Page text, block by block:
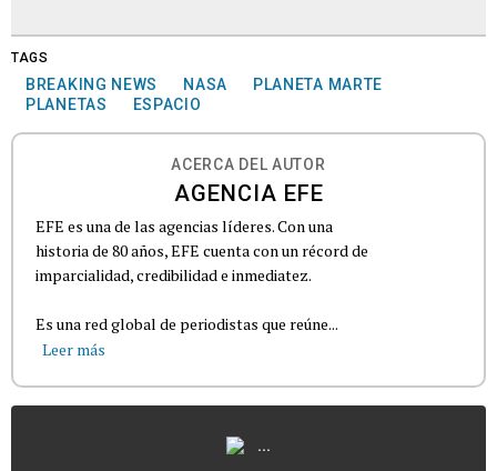
TAGS
BREAKING NEWS NASA
PLANETA MARTE
PLANETAS
ESPACIO
ACERCA DEL AUTOR
AGENCIA EFE
EFE es una de las agencias líderes. Con una
historia de 80 años, EFE cuenta con un récord de
imparcialidad, credibilidad e inmediatez.
Es una red global de periodistas que reúne...
Leer más
...